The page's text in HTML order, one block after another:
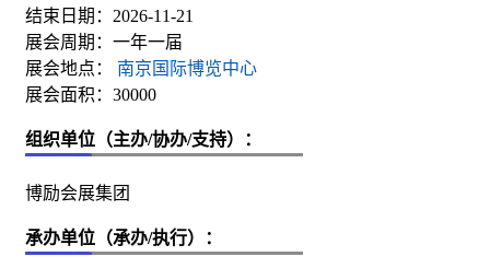
结束日期：2026-11-21
展会周期：一年一届
展会地点：
南京国际博览中心
展会面积：30000
组织单位（主办/协办/支持）：
博励会展集团
承办单位（承办/执行）：